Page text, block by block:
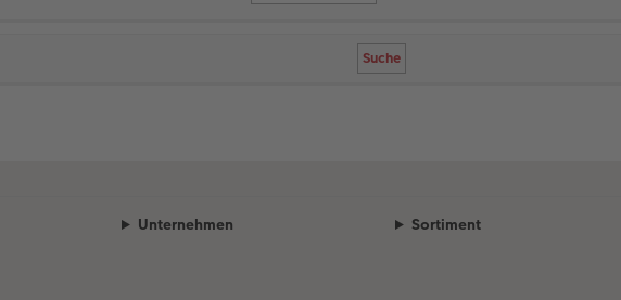
Unternehmen Sortiment